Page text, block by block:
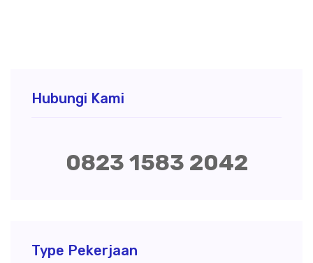
Hubungi Kami
0823 1583 2042
Type Pekerjaan